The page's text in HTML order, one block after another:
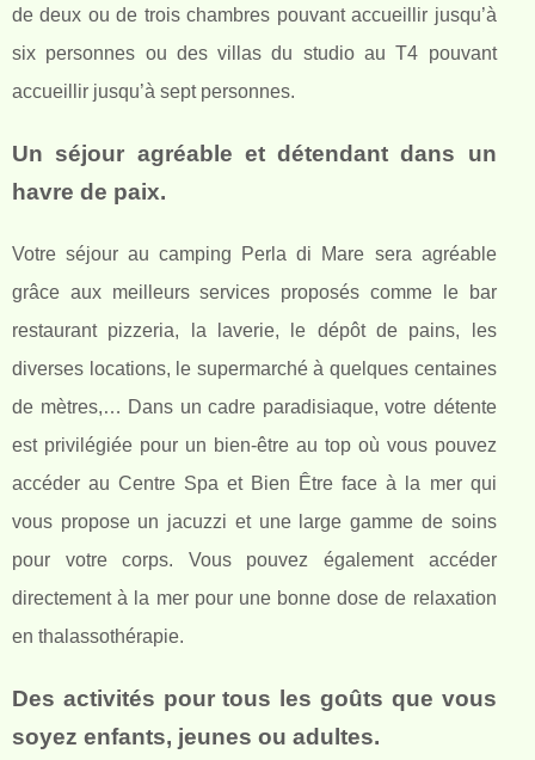
de deux ou de trois chambres pouvant accueillir jusqu’à
six personnes ou des villas du studio au T4 pouvant
accueillir jusqu’à sept personnes.
Un séjour agréable et détendant dans un
havre de paix.
Votre séjour au camping Perla di Mare sera agréable
grâce aux meilleurs services proposés comme le bar
restaurant pizzeria, la laverie, le dépôt de pains, les
diverses locations, le supermarché à quelques centaines
de mètres,… Dans un cadre paradisiaque, votre détente
est privilégiée pour un bien-être au top où vous pouvez
accéder au Centre Spa et Bien Être face à la mer qui
vous propose un jacuzzi et une large gamme de soins
pour votre corps. Vous pouvez également accéder
directement à la mer pour une bonne dose de relaxation
en thalassothérapie.
Des activités pour tous les goûts que vous
soyez enfants, jeunes ou adultes.